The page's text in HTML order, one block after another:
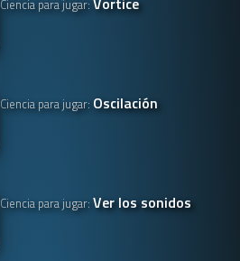
Ciencia para jugar:
Ciencia para jugar: Oscilación
Ciencia para jugar:Ver los sonidos